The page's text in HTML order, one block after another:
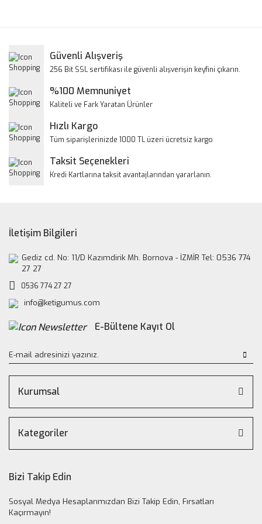
Yorum Yaz
Ürün resmi kalitesiz, bozuk veya görüntülenemiyor.
Ürün bilgilerinde hatalar bulunuyor.
Bu ürüne benzer farklı alternatifler olmalı.
Güvenli Alışveriş
256 Bit SSL sertifikası ile güvenli alışverişin keyfini çıkarın.
%100 Memnuniyet
Kaliteli ve Fark Yaratan Ürünler
Hızlı Kargo
Tüm siparişlerinizde 1000 TL üzeri ücretsiz kargo
Taksit Seçenekleri
Kredi Kartlarına taksit avantajlarından yararlanın.
İletişim Bilgileri
Gediz cd. No: 11/D Kazımdirik Mh. Bornova - İZMİR Tel: 0536 774
27 27
0536 774 27 27
info@ketigumus.com
E-Bültene Kayıt Ol
Kurumsal
Kategoriler
Bizi Takip Edin
Sosyal Medya Hesaplarımızdan Bizi Takip Edin, Fırsatları
Kaçırmayın!